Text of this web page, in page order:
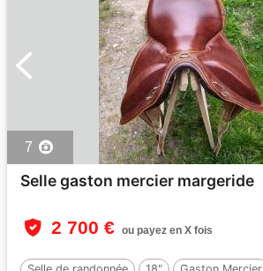
7
Selle gaston mercier margeride
2 700 € ou payez en X fois